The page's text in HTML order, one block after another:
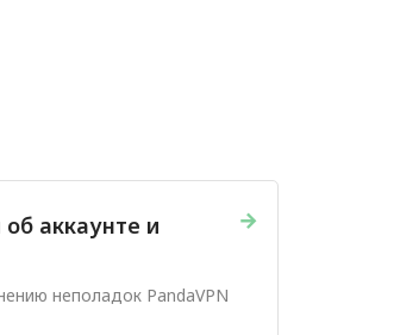
→
аккаунте и
неполадок PandaVPN